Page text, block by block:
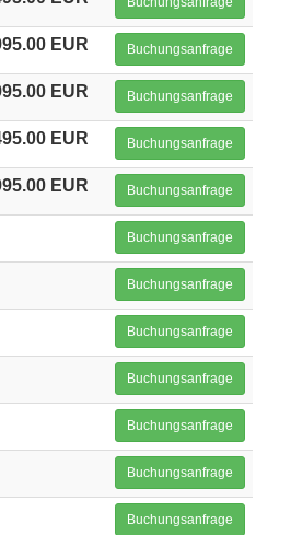
EUR Buchungsanfrage
EUR Buchungsanfrage
EUR Buchungsanfrage
EUR Buchungsanfrage
Buchungsanfrage
Buchungsanfrage
Buchungsanfrage
Buchungsanfrage
Buchungsanfrage
Buchungsanfrage
Buchungsanfrage